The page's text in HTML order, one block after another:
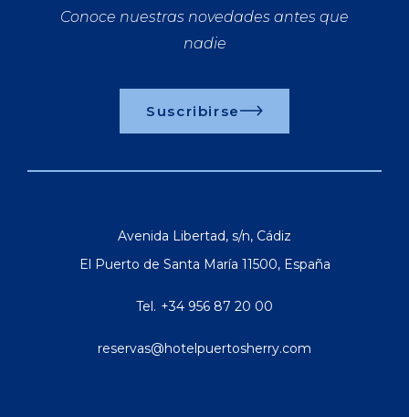
Conoce nuestras novedades antes que
nadie
Suscribirse
Avenida Libertad, s/n, Cádiz
El Puerto de Santa María 11500, España
Tel. +34 956 87 20 00
reservas@hotelpuertosherry.com